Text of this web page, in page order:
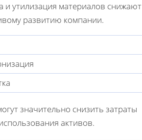
и утилизация материалов снижают
развитию компании.
значительно снизить затраты
активов.